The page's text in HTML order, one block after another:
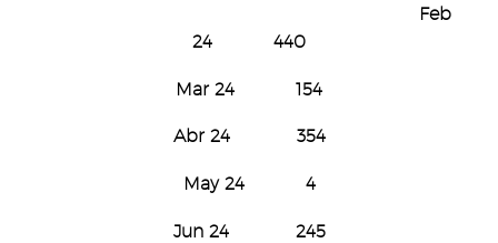
Feb
24 440
Mar 24 154
Abr 24 354
May 24 4
Jun 24 245